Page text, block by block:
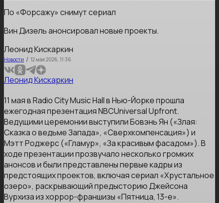
По «Форсажу» снимут сериал
Вин Дизель анонсировал новые проекты.
Леонид Кискаркин
Новости / 12 мая 2026, 11:36
Леонид Кискаркин
11 мая в Radio City Music Hall в Нью-Йорке прошла
ежегодная презентация NBCUniversal Upfront.
Ведущими церемонии выступили Бовэнь Ян («Злая:
Сказка о ведьме Запада», «Сверхкомпенсация») и
Мэтт Роджерс («Гламур», «За красивым фасадом»). В
ходе презентации прозвучало несколько громких
анонсов и были представлены первые кадры из
предстоящих проектов, включая сериал «Хрустальное
озеро», раскрывающий предысторию Джейсона
Вурхиза из хоррор-франшизы «Пятница, 13-е».